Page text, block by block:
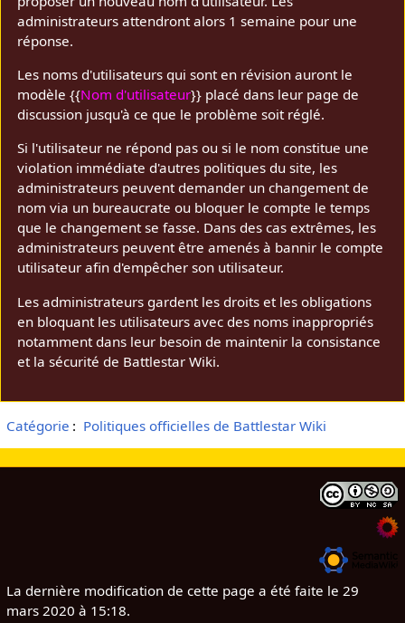
administrateurs attendront alors 1 semaine pour une
réponse.
Les noms d'utilisateurs qui sont en révision auront le
modèle {{Nom d'utilisateur}} placé dans leur page de
discussion jusqu'à ce que le problème soit réglé.
Si l'utilisateur ne répond pas ou si le nom constitue une
violation immédiate d'autres politiques du site, les
administrateurs peuvent demander un changement de
nom via un bureaucrate ou bloquer le compte le temps
que le changement se fasse. Dans des cas extrêmes, les
administrateurs peuvent être amenés à bannir le compte
utilisateur afin d'empêcher son utilisateur.
Les administrateurs gardent les droits et les obligations
en bloquant les utilisateurs avec des noms inappropriés
notamment dans leur besoin de maintenir la consistance
et la sécurité de Battlestar Wiki.
Catégorie : Politiques officielles de Battlestar Wiki
La dernière modification de cette page a été faite le 29
mars 2020 à 15:18.